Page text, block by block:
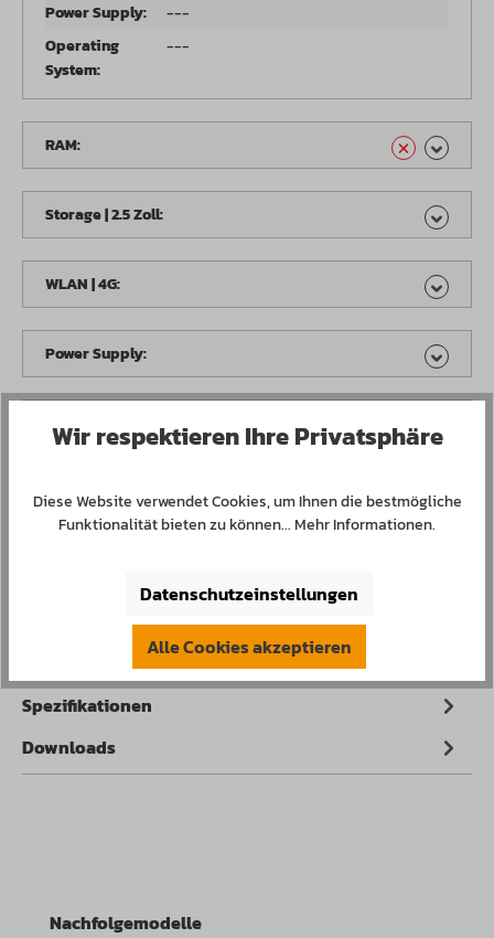
Power Supply:
---
Operating
System:
---
RAM:
Storage | 2.5 Zoll:
WLAN | 4G:
Power Supply:
Operating System:
In den Waren-/Anfragekorb
Spezifikationen
Downloads
Produktgalerie überspringen
Nachfolgemodelle
Wir respektieren Ihre Privatsphäre
Diese Website verwendet Cookies, um Ihnen die bestmögliche
Funktionalität bieten zu können...Mehr Informationen.
Datenschutzeinstellungen
Alle Cookies akzeptieren